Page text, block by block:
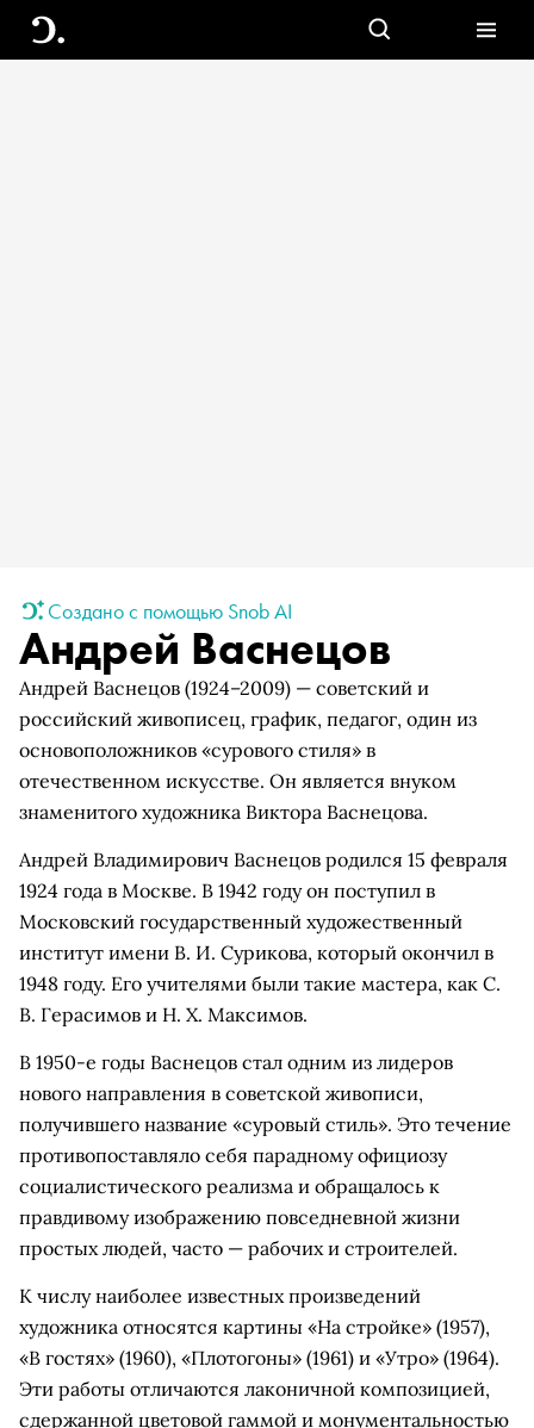
Создано с помощью Snob AI
Андрей Васнецов
Андрей Васнецов (1924–2009) — советский и
российский живописец, график, педагог, один из
основоположников «сурового стиля» в
отечественном искусстве. Он является внуком
знаменитого художника Виктора Васнецова.
Андрей Владимирович Васнецов родился 15 февраля
1924 года в Москве. В 1942 году он поступил в
Московский государственный художественный
институт имени В. И. Сурикова, который окончил в
1948 году. Его учителями были такие мастера, как С.
В. Герасимов и Н. Х. Максимов.
В 1950-е годы Васнецов стал одним из лидеров
нового направления в советской живописи,
получившего название «суровый стиль». Это течение
противопоставляло себя парадному официозу
социалистического реализма и обращалось к
правдивому изображению повседневной жизни
простых людей, часто — рабочих и строителей.
К числу наиболее известных произведений
художника относятся картины «На стройке» (1957),
«В гостях» (1960), «Плотогоны» (1961) и «Утро» (1964).
Эти работы отличаются лаконичной композицией,
сдержанной цветовой гаммой и монументальностью